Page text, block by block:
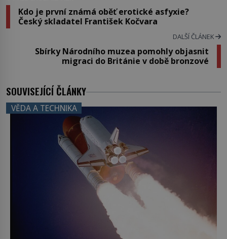
Kdo je první známá oběť erotické asfyxie?
Český skladatel František Kočvara
DALŠÍ ČLÁNEK
Sbírky Národního muzea pomohly objasnit
migraci do Británie v době bronzové
SOUVISEJÍCÍ ČLÁNKY
VĚDA A TECHNIKA